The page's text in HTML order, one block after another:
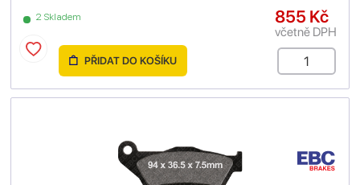
2 Skladem 855 Kč
včetně DPH
PŘIDAT DO KOŠÍKU